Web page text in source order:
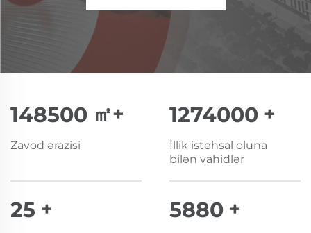
150000 ㎡+
Zavod ərazisi
1300000 +
İllik istehsal oluna
bilən vahidlər
25 + 6000 +